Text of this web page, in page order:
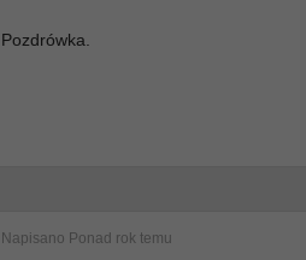
Pozdrówka.
Napisano Ponad rok temu